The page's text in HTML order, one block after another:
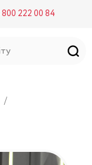
800 222 00 84
/